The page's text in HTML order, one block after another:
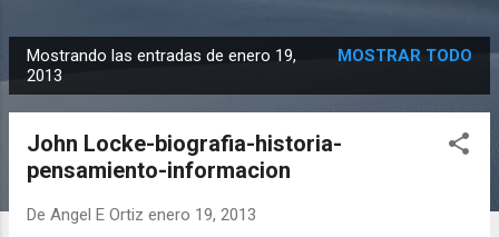
n
Mostrando las entradas de enero 19,
2013
MOSTRAR TODO
John Locke-biografia-historia-
pensamiento-informacion
De Angel E Ortiz enero 19, 2013